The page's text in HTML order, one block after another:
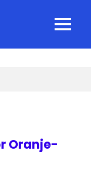
MENU
Oranje-